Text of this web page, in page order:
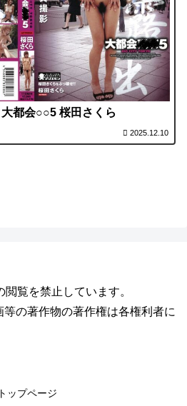
都会○○5 桜田さくら
2025.12.10
覧を禁止しています。
の著作物の著作権は各権利者に
トップページ